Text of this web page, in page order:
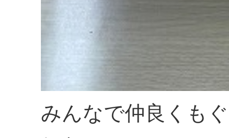
みんなで仲良くも